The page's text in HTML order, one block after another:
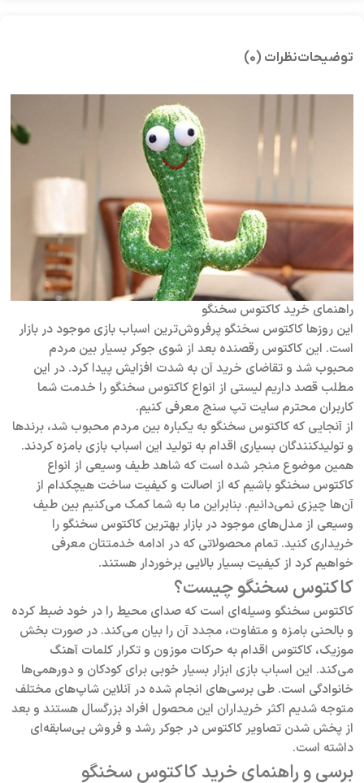
توضیحاتنظرات (0)
راهنمای خرید کاکتوس سخنگو
این روز‌ها کاکتوس سخنگو پرفروش‌ترین اسباب بازی موجود در بازار
است. این کاکتوس رقصنده بعد از شوی جوکر بسیار بین مردم
محبوب شد و تقاضای خرید آن به شدت افزایش پیدا کرد. در این
مطلب قصد داریم لیستی از انواع کاکتوس سخنگو را خدمت شما
کاربران محترم سایت تپ سنج معرفی کنیم.
از آنجایی که کاکتوس سخنگو به یکباره بین مردم محبوب شد، برند‌ها
و تولیدکنندگان بسیاری اقدام به تولید این اسباب بازی بامزه کردند.
همین موضوع منجر شده است که شاهد طیف وسیعی از انواع
کاکتوس سخنگو باشیم که از اصالت و کیفیت ساخت هیچکدام از
آن‌ها چیزی نمی‌دانیم. بنابراین ما به شما کمک می‌کنیم بین طیف
وسیعی از مدل‌های موجود در بازار بهترین کاکتوس سخنگو را
خریداری کنید. تمام محصولاتی که در ادامه خدمتتان معرفی
خواهیم کرد از کیفیت بسیار بالایی برخوردار هستند.
کاکتوس سخنگو چیست؟
کاکتوس سخنگو وسیله‌ای است که صدای محیط را در خود ضبط کرده
و بالحنی بامزه و متفاوت، مجدد آن را بیان می‌کند. در صورت بخش
موزیک، کاکتوس اقدام به حرکات موزون و تکرار کلمات آهنگ
می‌کند. این اسباب بازی ابزار بسیار خوبی برای کودکان و دورهمی‌ها
خانوادگی است. طی برسی‌های انجام شده در آنلاین شاپ‌های مختلف
متوجه شدیم اکثر خریداران این محصول افراد بزرگسال هستند و بعد
از پخش شدن تصاویر کاکتوس در جوکر رشد و فروش بی‌سابقه‌ای
داشته است.
برسی و راهنمای خرید کاکتوس سخنگو